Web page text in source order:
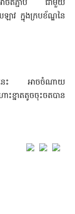
លអាចតភ្ជាប់ ជាមួយ
ឡាវ ក្នុងក្របខ័ណ្ឌនៃ
ះនេះ អាចចំណាយ
ះខ្នាតតូចចុះចតបាន